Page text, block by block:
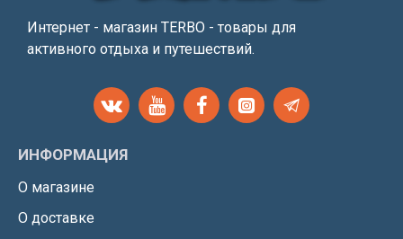
Интернет - магазин TERBO - товары для
активного отдыха и путешествий.
ИНФОРМАЦИЯ
О магазине
О доставке